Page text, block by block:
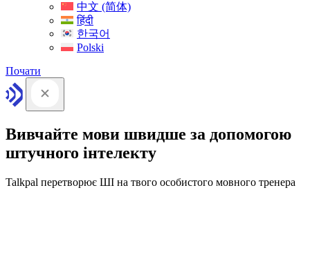
中文 (简体)
हिंदी
한국어
Polski
Почати
Вивчайте мови швидше за допомогою
штучного інтелекту
Talkpal перетворює ШІ на твого особистого мовного тренера